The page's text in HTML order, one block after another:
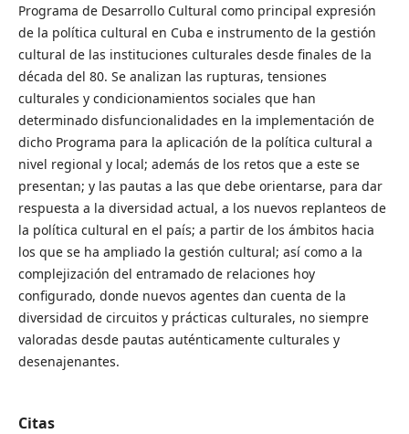
Programa de Desarrollo Cultural como principal expresión
de la política cultural en Cuba e instrumento de la gestión
cultural de las instituciones culturales desde finales de la
década del 80. Se analizan las rupturas, tensiones
culturales y condicionamientos sociales que han
determinado disfuncionalidades en la implementación de
dicho Programa para la aplicación de la política cultural a
nivel regional y local; además de los retos que a este se
presentan; y las pautas a las que debe orientarse, para dar
respuesta a la diversidad actual, a los nuevos replanteos de
la política cultural en el país; a partir de los ámbitos hacia
los que se ha ampliado la gestión cultural; así como a la
complejización del entramado de relaciones hoy
configurado, donde nuevos agentes dan cuenta de la
diversidad de circuitos y prácticas culturales, no siempre
valoradas desde pautas auténticamente culturales y
desenajenantes.
Citas